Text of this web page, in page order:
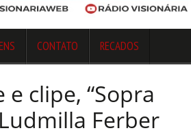
CONTATO RECADOS
clipe, “Sopra
Ferber